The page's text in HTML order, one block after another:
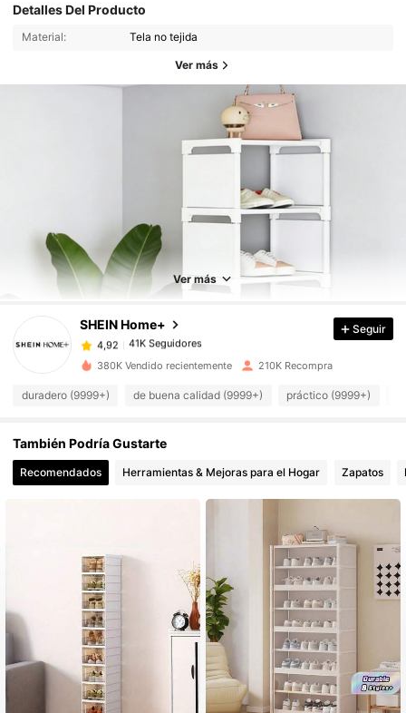
Detalles Del Producto
Material: Tela no tejida
Ver más
Ver más
SHEIN Home+
41K Seguidores
4,92 41K Seguidores
4,92
41K Seguidores
k***4 pagóHace 1 día
4,92 41K Seguidores
4,92 41K Seguidores
4,92 41K Seguidores
4,92 41K Seguidores
4,92 41K Seguidores
Seguir
380K Vendido recientemente 210K Recompra
duradero (9999+) de buena calidad (9999+) práctico (9999+)
También Podría Gustarte
Recomendados Herramientas & Mejoras para el Hogar Zapatos